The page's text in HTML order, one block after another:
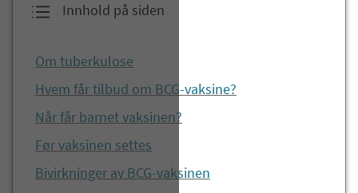
Innhold på siden
Om tuberkulose
Hvem får tilbud om BCG-vaksine?
Når får barnet vaksinen?
Før vaksinen settes
Bivirkninger av BCG-vaksinen